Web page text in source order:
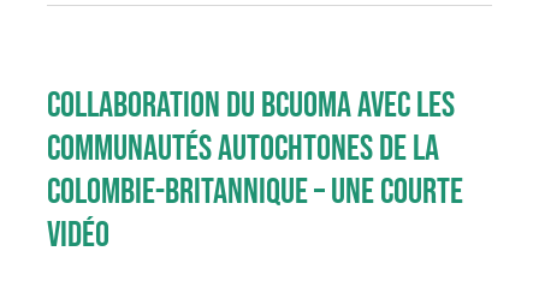
Collaboration du BCUOMA avec les
communautés autochtones de la
Colombie-Britannique – Une courte
vidéo